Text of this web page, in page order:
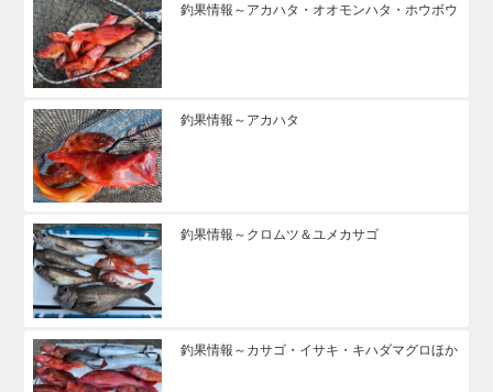
釣果情報～アカハタ・オオモンハタ・ホウボウ
釣果情報～アカハタ
釣果情報～クロムツ＆ユメカサゴ
釣果情報～カサゴ・イサキ・キハダマグロほか